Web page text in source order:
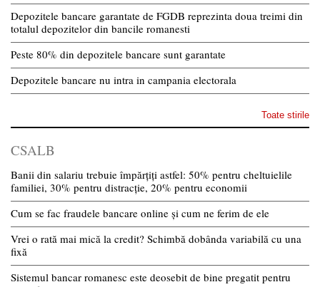
Depozitele bancare garantate de FGDB reprezinta doua treimi din
totalul depozitelor din bancile romanesti
Peste 80% din depozitele bancare sunt garantate
Depozitele bancare nu intra in campania electorala
Toate stirile
CSALB
Banii din salariu trebuie împărțiți astfel: 50% pentru cheltuielile
familiei, 30% pentru distracție, 20% pentru economii
Cum se fac fraudele bancare online și cum ne ferim de ele
Vrei o rată mai mică la credit? Schimbă dobânda variabilă cu una
fixă
Sistemul bancar romanesc este deosebit de bine pregatit pentru